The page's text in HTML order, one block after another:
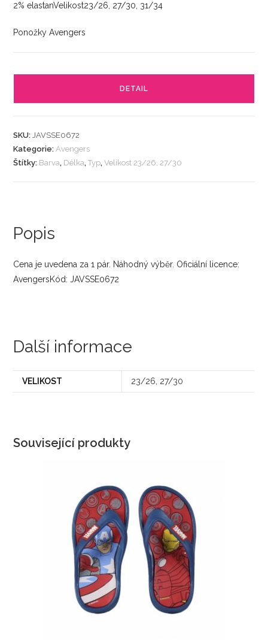
2% elastanVelikost23/26, 27/30, 31/34
Ponožky Avengers
DETAIL
SKU:JAVSSE0672
Kategorie:Avengers
Štítky: Barva, Délka,Typ,Velikost 23/26, 27/30
Popis
Cena je uvedena za 1 pár. Náhodný výběr. Oficiální licence:
AvengersKód: JAVSSE0672
Další informace
VELIKOST 23/26, 27/30
Související produkty